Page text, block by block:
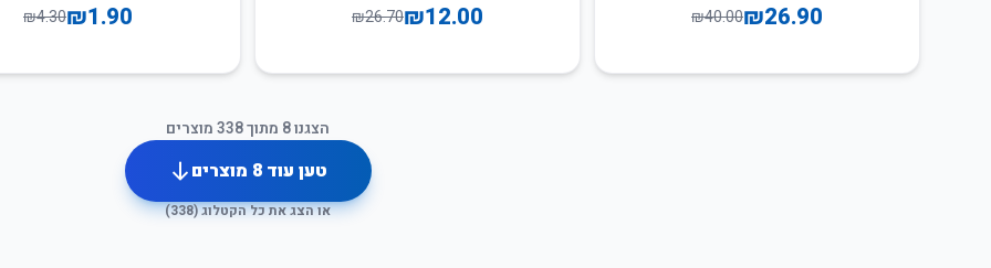
₪26.90
₪40.00
₪12.00
₪26.70
₪1.90
₪4.30
הצגנו8 מתוך338מוצרים
טען עוד8 מוצרים
או הצג את כל הקטלוג (338
)